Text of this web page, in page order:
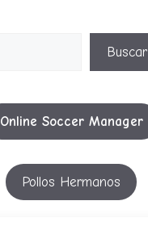
Buscar
Online Soccer Manager
Pollos Hermanos